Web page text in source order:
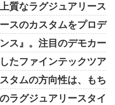
質なラグジュアリース
スのカスタムをプロデ
ス』。注目のデモカー
たファインテックツア
タムの方向性は、もち
ラグジュアリースタイ